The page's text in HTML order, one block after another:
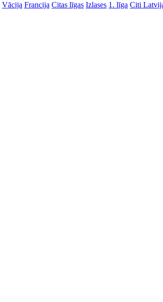
Vācija Francija Citas līgas Izlases 1. līga Citi